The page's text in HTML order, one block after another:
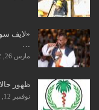
«لايف
…
مارس 26, 2022
ظهور
نوفمبر 12, 2023